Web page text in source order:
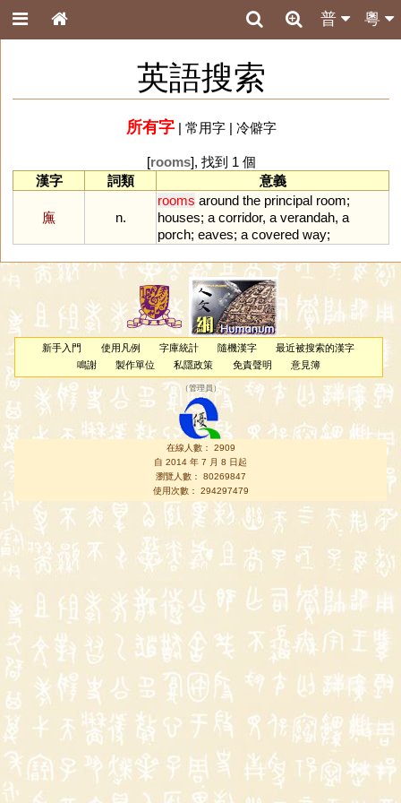
粵
普
英語搜索
所有字| 常用字| 冷僻字
[rooms], 找到 1 個
漢字
詞類 意義
廡 n.
rooms around the principal room;
houses; a corridor, a verandah, a
porch; eaves; a covered way;
新手入門 使用凡例 字庫統計 隨機漢字
最近被搜索的漢字
鳴謝
製作單位 私隱政策 免責聲明 意見簿
（管理員 ）
在線人數： 2909
自 2014 年 7 月 8 日起
瀏覽人數： 80269847
使用次數： 294297479